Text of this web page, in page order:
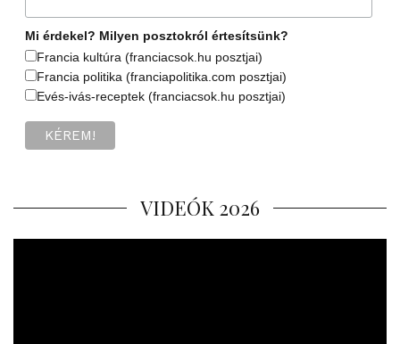
Mi érdekel? Milyen posztokról értesítsünk?
Francia kultúra (franciacsok.hu posztjai)
Francia politika (franciapolitika.com posztjai)
Evés-ivás-receptek (franciacsok.hu posztjai)
VIDEÓK 2026